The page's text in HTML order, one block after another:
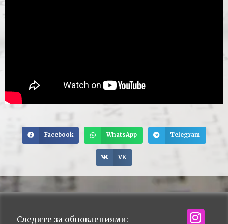
Facebook WhatsApp Telegram
VK
Следите за обновлениями: